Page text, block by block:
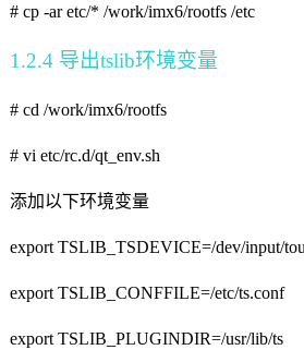
# cp -ar etc/* /work/imx6/rootfs /etc
1.2.4 导出tslib环境变量
# cd /work/imx6/rootfs
# vi etc/rc.d/qt_env.sh
添加以下环境变量
export TSLIB_TSDEVICE=/dev/input/
export TSLIB_CONFFILE=/etc/ts.conf
export TSLIB_PLUGINDIR=/usr/lib/ts